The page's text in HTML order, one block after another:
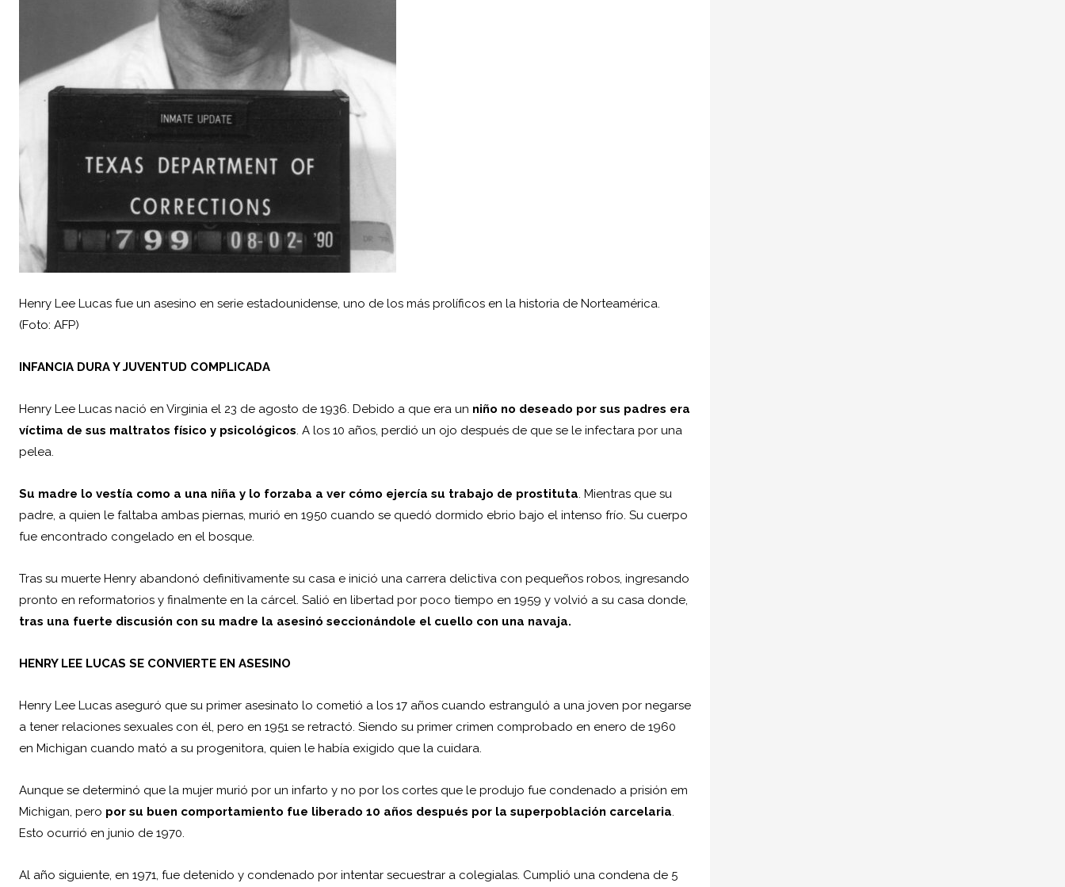
Henry Lee Lucas fue un asesino en serie estadounidense, uno de los más prolíficos en la historia de Norteamérica.
(Foto: AFP)
INFANCIA DURA Y JUVENTUD COMPLICADA
Henry Lee Lucas nació en Virginia el 23 de agosto de 1936. Debido a que era un niño no deseado por sus padres era
víctima de sus maltratos físico y psicológicos . A los 10 años, perdió un ojo después de que se le infectara por una
pelea.
Su madre lo vestía como a una niña y lo forzaba a ver cómo ejercía su trabajo de prostituta . Mientras que su
padre, a quien le faltaba ambas piernas, murió en 1950 cuando se quedó dormido ebrio bajo el intenso frío. Su cuerpo
fue encontrado congelado en el bosque.
Tras su muerte Henry abandonó definitivamente su casa e inició una carrera delictiva con pequeños robos, ingresando
pronto en reformatorios y finalmente en la cárcel. Salió en libertad por poco tiempo en 1959 y volvió a su casa donde,
tras una fuerte discusión con su madre la asesinó seccionándole el cuello con una navaja.
HENRY LEE LUCAS SE CONVIERTE EN ASESINO
Henry Lee Lucas aseguró que su primer asesinato lo cometió a los 17 años cuando estranguló a una joven por negarse
a tener relaciones sexuales con él, pero en 1951 se retractó. Siendo su primer crimen comprobado en enero de 1960
en Michigan cuando mató a su progenitora, quien le había exigido que la cuidara.
Aunque se determinó que la mujer murió por un infarto y no por los cortes que le produjo fue condenado a prisión em
Michigan, pero por su buen comportamiento fue liberado 10 años después por la superpoblación carcelaria
Esto ocurrió en junio de 1970.
Al año siguiente, en 1971, fue detenido y condenado por intentar secuestrar a colegialas. Cumplió una condena de 5